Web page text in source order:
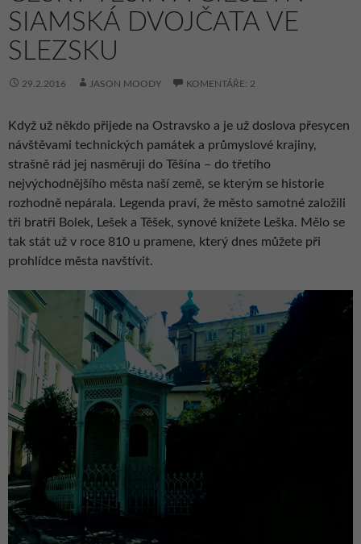
SIAMSKÁ DVOJČATA VE
SLEZSKU
29.2.2016 JASON MOODY KOMENTÁŘE: 2
Když už někdo přijede na Ostravsko a je už doslova přesycen
návštěvami technických památek a průmyslové krajiny,
strašně rád jej nasměruji do Těšína – do třetího
nejvýchodnějšího města naší země, se kterým se historie
rozhodně nepárala. Legenda praví, že město samotné založili
tři bratři Bolek, Lešek a Těšek, synové knížete Leška. Mělo se
tak stát už v roce 810 u pramene, který dnes můžete při
prohlídce města navštívit.